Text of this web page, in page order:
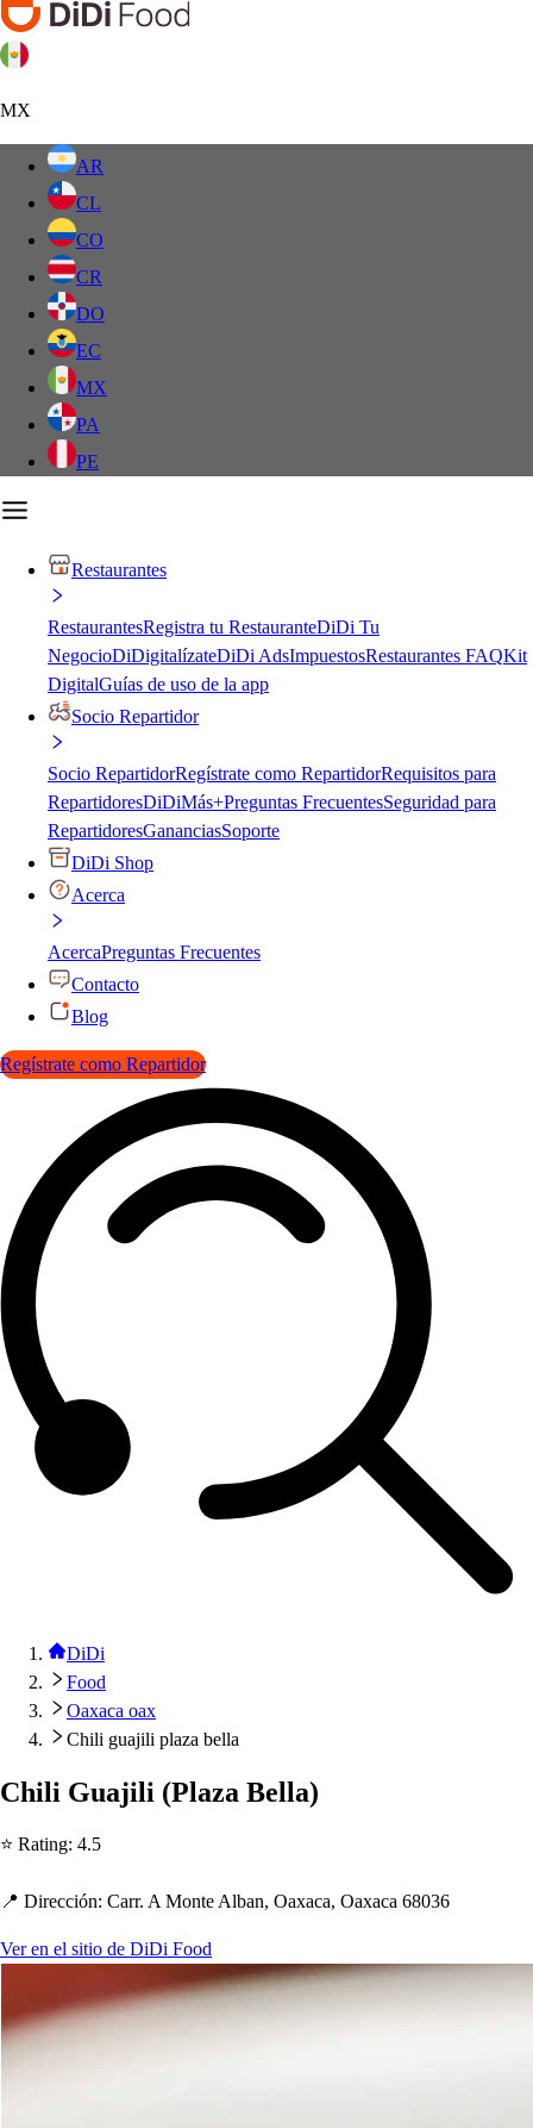
MX
AR
CL
CO
CR
DO
EC
MX
PA
PE
Restaurantes
RestaurantesRegistra tu RestauranteDiDi Tu
NegocioDiDigitalízateDiDi AdsImpuestosRestaurantes FAQKit
DigitalGuías de uso de la app
Socio Repartidor
Socio RepartidorRegístrate como RepartidorRequisitos para
RepartidoresDiDiMás+Preguntas FrecuentesSeguridad para
RepartidoresGananciasSoporte
DiDi Shop
Acerca
AcercaPreguntas Frecuentes
Contacto
Blog
Regístrate como Repartidor
DiDi
Food
Oaxaca oax
Chili guajili plaza bella
Chili Guajili (Plaza Bella)
⭐ Rating: 4.5
📍 Dirección: Carr. A Monte Alban, Oaxaca, Oaxaca 68036
Ver en el sitio de DiDi Food